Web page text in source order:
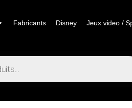
Fabricants Disney Jeux video /